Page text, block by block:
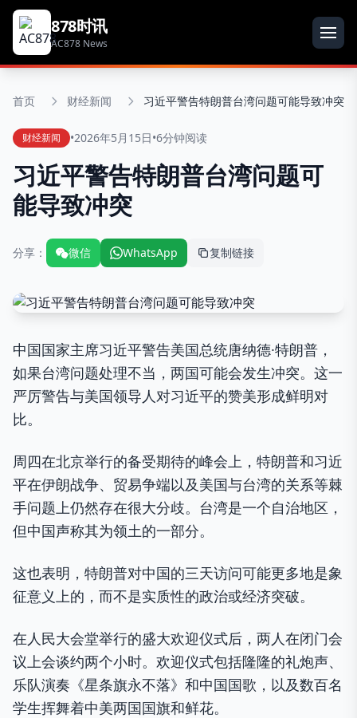
878时讯
AC878 News
首页 财经新闻 习近平警告特朗普台湾问题可能导致冲突
财经新闻 •2026年5月15日•6分钟阅读
习近平警告特朗普台湾问题可
能导致冲突
分享： 微信 WhatsApp 复制链接
中国国家主席习近平警告美国总统唐纳德·特朗普，
如果台湾问题处理不当，两国可能会发生冲突。这一
严厉警告与美国领导人对习近平的赞美形成鲜明对
比。
周四在北京举行的备受期待的峰会上，特朗普和习近
平在伊朗战争、贸易争端以及美国与台湾的关系等棘
手问题上仍然存在很大分歧。台湾是一个自治地区，
但中国声称其为领土的一部分。
这也表明，特朗普对中国的三天访问可能更多地是象
征意义上的，而不是实质性的政治或经济突破。
在人民大会堂举行的盛大欢迎仪式后，两人在闭门会
议上会谈约两个小时。欢迎仪式包括隆隆的礼炮声、
乐队演奏《星条旗永不落》和中国国歌，以及数百名
学生挥舞着中美两国国旗和鲜花。